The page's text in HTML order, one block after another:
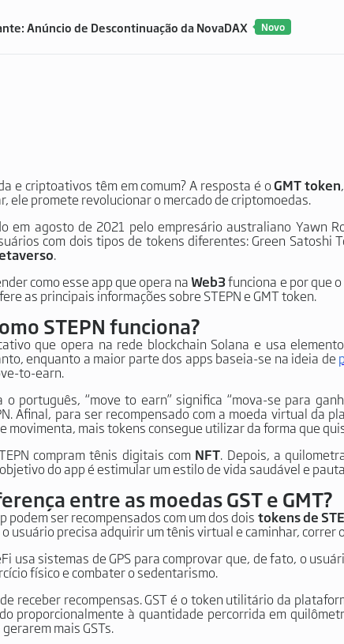
Anúncio de Descontinuação da NovaDAX Novo
e criptoativos têm em comum? A resposta é oGMT token
ele promete revolucionar o mercado de criptomoedas.
em agosto de 2021 pelo empresário australiano Yawn
com dois tipos de tokens diferentes: Green Satoshi
.
como esse app que opera naWeb3funciona e por que
as principais informações sobre STEPN e GMT token.
STEPN funciona?
que opera na rede blockchain Solana e usa
enquanto a maior parte dos apps baseia-se na ideia de
to-earn.
o português, “move to earn” significa “mova-se para
Afinal, para ser recompensado com a moeda virtual da
movimenta, mais tokens consegue utilizar da forma que
compram tênis digitais com NFT. Depois, a
do app é estimular um estilo de vida saudável e
entre as moedas GST e GMT?
podem ser recompensados com um dos dois tokens de
usuário precisa adquirir um tênis virtual e caminhar, correr
usa sistemas de GPS para comprovar que, de fato, o
físico e combater o sedentarismo.
receber recompensas. GST é o token utilitário da
proporcionalmente à quantidade percorrida em
mais GSTs.